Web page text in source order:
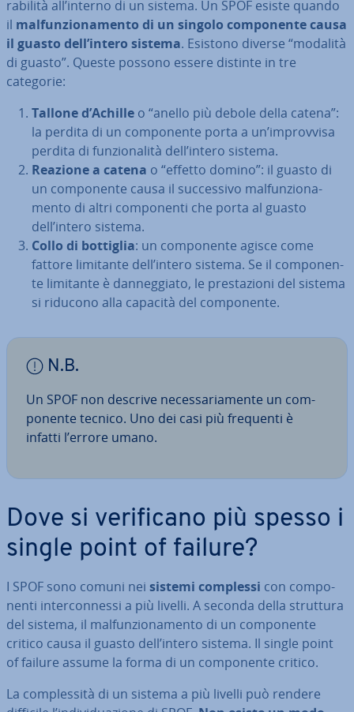
ra­bi­li­tà all’interno di un sistema. Un SPOF esiste quando
il mal­fun­zio­na­men­to di un singolo com­po­nen­te causa
il guasto dell’intero sistema. Esistono diverse “modalità
di guasto”. Queste possono essere distinte in tre
categorie:
Tallone d’Achille o “anello più debole della catena”:
la perdita di un com­po­nen­te porta a un’im­prov­vi­sa
perdita di fun­zio­na­li­tà dell’intero sistema.
Reazione a catena o “effetto domino”: il guasto di
un com­po­nen­te causa il suc­ces­si­vo mal­fun­zio­na­
men­to di altri com­po­nen­ti che porta al guasto
dell’intero sistema.
Collo di bottiglia: un com­po­nen­te agisce come
fattore limitante dell’intero sistema. Se il com­po­nen­
te limitante è dan­neg­gia­to, le pre­sta­zio­ni del sistema
si riducono alla capacità del com­po­nen­te.
N.B.
Un SPOF non descrive ne­ces­sa­ria­men­te un com­
po­nen­te tecnico. Uno dei casi più frequenti è
infatti l’errore umano.
Dove si ve­ri­fi­ca­no più spesso i
single point of failure?
I SPOF sono comuni nei sistemi complessi con com­po­
nen­ti in­ter­con­nes­si a più livelli. A seconda della struttura
del sistema, il mal­fun­zio­na­men­to di un com­po­nen­te
critico causa il guasto dell’intero sistema. Il single point
of failure assume la forma di un com­po­nen­te critico.
La com­ples­si­tà di un sistema a più livelli può rendere